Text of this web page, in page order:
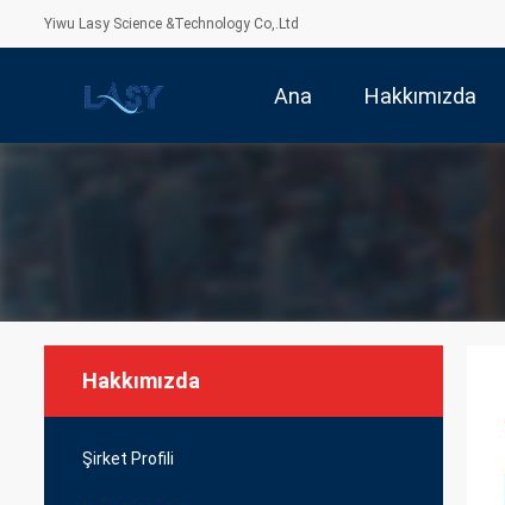
Yiwu Lasy Science &Technology Co,.Ltd
Ana Hakkımızda
Hakkımızda
Şirket Profili